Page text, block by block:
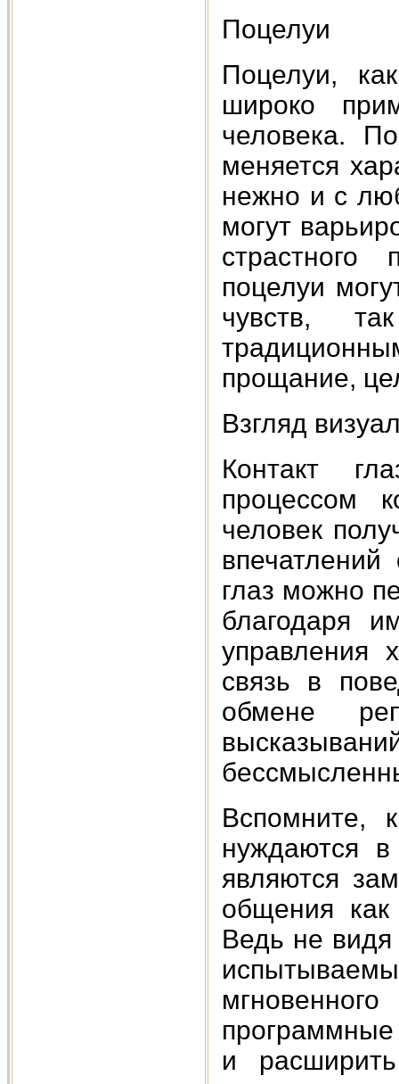
Поцелуи
Поцелуи,
широко
человека.
меняется
нежно и с
могут
поцелуи
чувств,
прощание,
Взгляд
Контакт
процессом
человек
глаз можно
благодаря
управления
связь в
обмене
Вспомните,
нуждаются в
являются
общения
Ведь не видя
программные
и